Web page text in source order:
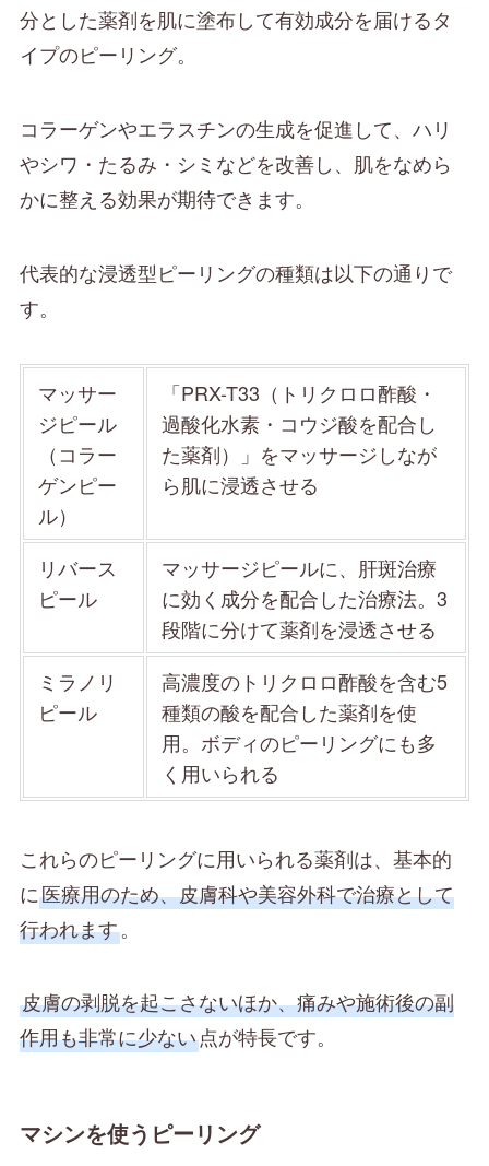
分とした薬剤を肌に塗布して有効成分を届けるタ
イプのピーリング。
コラーゲンやエラスチンの生成を促進して、ハリ
やシワ・たるみ・シミなどを改善し、肌をなめら
かに整える効果が期待できます。
代表的な浸透型ピーリングの種類は以下の通りで
す。
マッサー
ジピール
（コラー
ゲンピー
ル）
「PRX-T33（トリクロロ酢酸・
過酸化水素・コウジ酸を配合し
た薬剤）」をマッサージしなが
ら肌に浸透させる
リバース
ピール
マッサージピールに、肝斑治療
に効く成分を配合した治療法。3
段階に分けて薬剤を浸透させる
ミラノリ
ピール
高濃度のトリクロロ酢酸を含む5
種類の酸を配合した薬剤を使
用。ボディのピーリングにも多
く用いられる
これらのピーリングに用いられる薬剤は、基本的
に医療用のため、皮膚科や美容外科で治療として
行われます。
皮膚の剥脱を起こさないほか、痛みや施術後の副
作用も非常に少ない点が特長です。
マシンを使うピーリング